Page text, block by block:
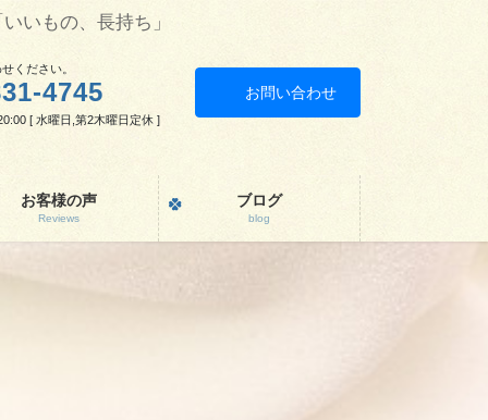
いもの、長持ち」
ください。
4745
[ 水曜日,第2木曜日定休 ]
お問い合わせ
お客様の声
Reviews
ブログ
blog